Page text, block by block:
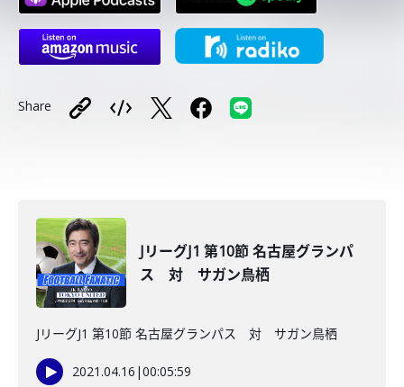
Share
JリーグJ1 第10節 名古屋グランパ
ス 対 サガン鳥栖
JリーグJ1 第10節 名古屋グランパス 対 サガン鳥栖
2021.04.16 |00:05:59